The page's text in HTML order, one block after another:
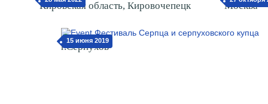
Кировская область, Кировочепецк Москва
15 июня 2019
г.Серпухов